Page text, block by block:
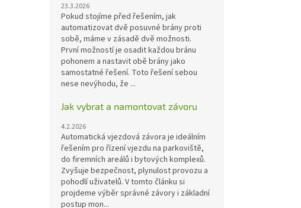
23.3.2026
Pokud stojíme před řešením, jak
automatizovat dvě posuvné brány proti
sobě, máme v zásadě dvě možnosti.
První možností je osadit každou bránu
pohonem a nastavit obě brány jako
samostatné řešení. Toto řešení sebou
nese nevýhodu, že ...
Jak vybrat a namontovat závoru
4.2.2026
Automatická vjezdová závora je ideálním
řešením pro řízení vjezdu na parkoviště,
do firemních areálů i bytových komplexů.
Zvyšuje bezpečnost, plynulost provozu a
pohodlí uživatelů. V tomto článku si
projdeme výběr správné závory i základní
postup mon...